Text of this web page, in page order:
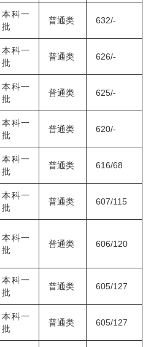
本科一
批
普通类 632/-
本科一
批
普通类 626/-
本科一
批
普通类 625/-
本科一
批
普通类 620/-
本科一
批
普通类 616/68
本科一
批
普通类 607/115
本科一
批
普通类 606/120
本科一
批
普通类 605/127
本科一
批
普通类 605/127